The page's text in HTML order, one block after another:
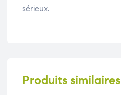
sérieux.
Produits similaires